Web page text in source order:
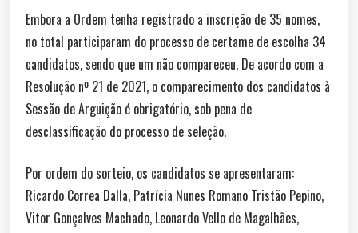
Embora a Ordem tenha registrado a inscrição de 35 nomes,
no total participaram do processo de certame de escolha 34
candidatos, sendo que um não compareceu. De acordo com a
Resolução nº 21 de 2021, o comparecimento dos candidatos à
Sessão de Arguição é obrigatório, sob pena de
desclassificação do processo de seleção.
Por ordem do sorteio, os candidatos se apresentaram:
Ricardo Correa Dalla, Patrícia Nunes Romano Tristão Pepino,
Vitor Gonçalves Machado, Leonardo Vello de Magalhães,